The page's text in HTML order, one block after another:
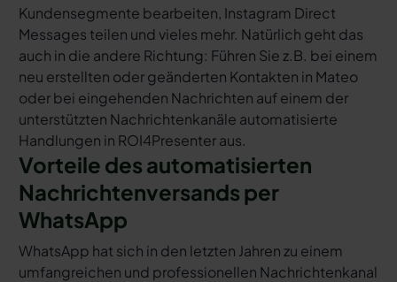
Kundensegmente bearbeiten, Instagram Direct
Messages teilen und vieles mehr. Natürlich geht das
auch in die andere Richtung: Führen Sie z.B. bei einem
neu erstellten oder geänderten Kontakten in Mateo
oder bei eingehenden Nachrichten auf einem der
unterstützten Nachrichtenkanäle automatisierte
Handlungen in ROI4Presenter aus.
Vorteile des automatisierten
Nachrichtenversands per
WhatsApp
WhatsApp hat sich in den letzten Jahren zu einem
umfangreichen und professionellen Nachrichtenkanal